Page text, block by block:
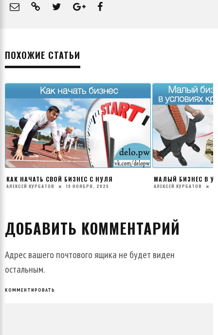
ПОХОЖИЕ СТАТЬИ
КАК НАЧАТЬ СВОЙ БИЗНЕС С НУЛЯ
АЛЕКСЕЙ КУРБАТОВ 19 НОЯБРЯ, 2025
МАЛЫЙ БИЗНЕС В
АЛЕКСЕЙ КУРБАТОВ
ДОБАВИТЬ КОММЕНТАРИЙ
Адрес вашего почтового ящика не будет виден
остальным.
КОММЕНТИРОВАТЬ